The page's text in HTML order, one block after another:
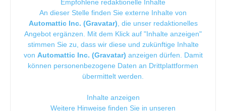
Empfohlene redaktionelle Inhalte
An dieser Stelle finden Sie externe Inhalte von
Automattic Inc. (Gravatar) , die unser redaktionelles
Angebot ergänzen. Mit dem Klick auf "Inhalte anzeigen"
stimmen Sie zu, dass wir diese und zukünftige Inhalte
von Automattic Inc. (Gravatar) anzeigen dürfen. Damit
können personenbezogene Daten an Drittplattformen
übermittelt werden.
Inhalte anzeigen
Weitere Hinweise finden Sie in unseren